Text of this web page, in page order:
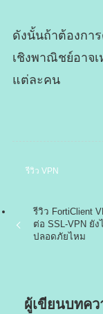
ดังนั้นถ้าต้องกา
เชิงพาณิชย์อาจ
แต่ละคน
รีวิว VPN
รีวิว FortiClient
ต่อ SSL-VPN ยัง
ปลอดภัยไหม
ผู้เขียนบทคว